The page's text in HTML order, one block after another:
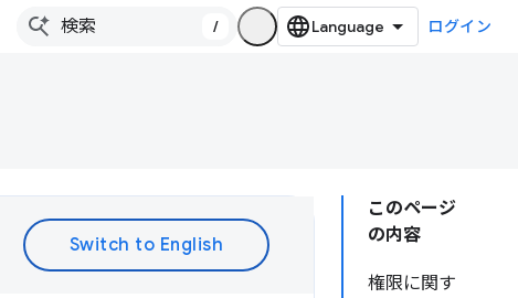
/ ログイン
このページ
の内容
権限に関す